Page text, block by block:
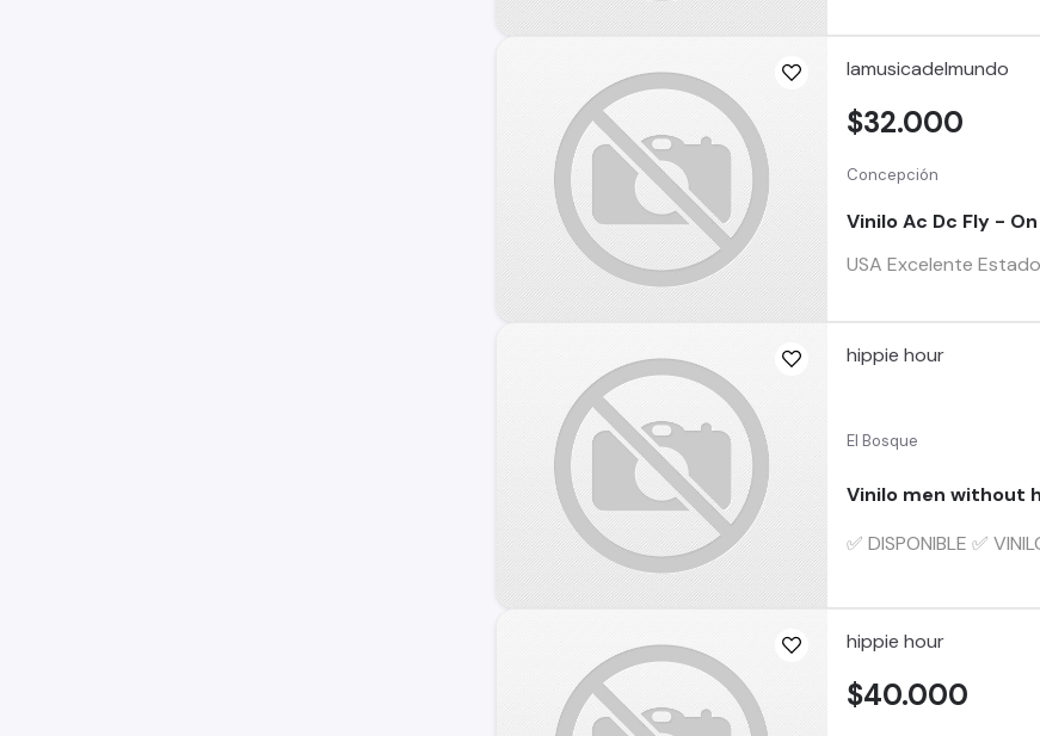
lamusicadelmundo
Concepción
Vinilo Ac Dc Fly -
USA Excelente
$32.000
hippie hour
El Bosque
Vinilo men without
✅ DISPONIBLE ️✅️
hippie hour
$40.000